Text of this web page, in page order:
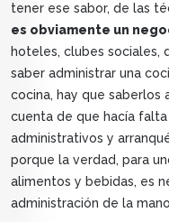
tener ese sabor, de las
es obviamente un
hoteles, clubes sociales,
saber administrar una
cocina, hay que saberlos
cuenta de que hacía
administrativos y
porque la verdad, para
alimentos y bebidas, es
administración de la